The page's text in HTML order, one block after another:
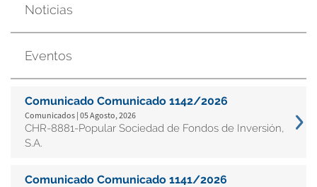
Noticias
Eventos
Comunicado Comunicado 1142/2026
Comunicados | 05 Agosto, 2026
CHR-8881-Popular Sociedad de Fondos de Inversión,
S.A.
Comunicado Comunicado 1141/2026